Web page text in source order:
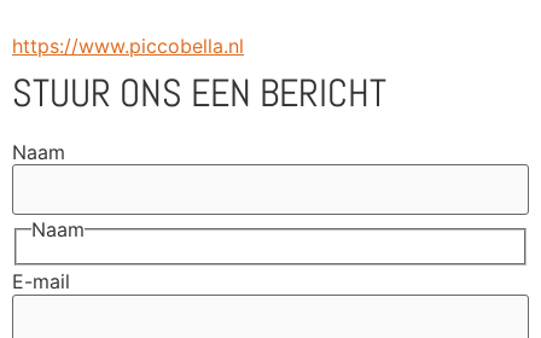
https://www.piccobella.nl
STUUR ONS EEN BERICHT
Naam
Naam
E-mail